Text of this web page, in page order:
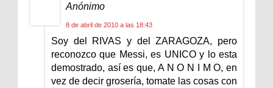
Anónimo
8 de abril de 2010 a las 18:43
Soy del RIVAS y del ZARAGOZA, pero
reconozco que Messi, es UNICO y lo esta
demostrado, así es que, A N O N I M O, en
vez de decir grosería, tomate las cosas con